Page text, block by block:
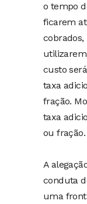
o tempo
ficarem
utilizarem
custo
taxa
fração.
taxa
ou fração.
A
conduta
uma